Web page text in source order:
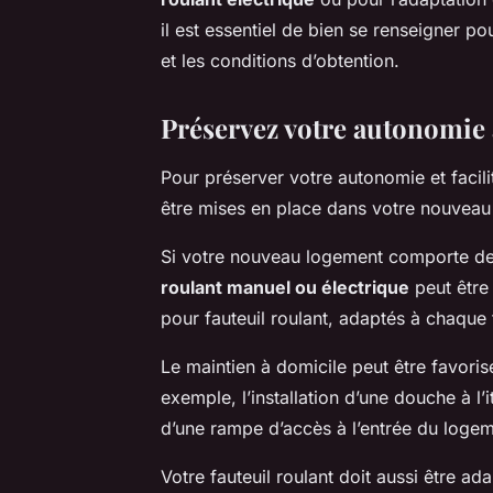
il est essentiel de bien se renseigner
et les conditions d’obtention.
Préservez votre
Pour préserver votre autonomie et
être mises en place dans votre
Si votre nouveau logement comporte
roulant manuel ou électrique peut
pour fauteuil roulant, adaptés à
Le maintien à domicile peut être
exemple, l’installation d’une douche à
d’une rampe d’accès à l’entrée du
Votre fauteuil roulant doit aussi être